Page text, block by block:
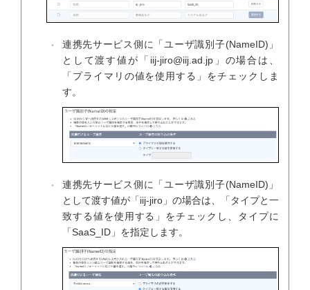
連携先サービス側に「ユーザ識別子(NameID)」
として渡す値が「iij-jiro@iij.ad.jp」の場合は、
「プライマリの値を使用する」をチェックしま
す。
連携先サービス側に「ユーザ識別子(NameID)」
として渡す値が「iij-jiro」の場合は、「タイプと一
致する値を使用する」をチェックし、タイプに
「SaaS_ID」を指定します。